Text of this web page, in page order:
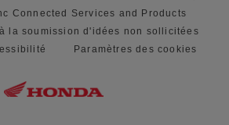
Connected Services and Products
la soumission d'idées non sollicitées
Paramètres des cookies